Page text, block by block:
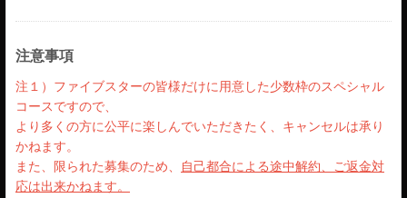
注意事項
注１）ファイブスターの皆様だけに用意した少数枠のスペシャル
コースですので、
より多くの方に公平に楽しんでいただきたく、キャンセルは承り
かねます。
また、限られた募集のため、
自己都合による途中解約、ご返金対
応は出来かねます。